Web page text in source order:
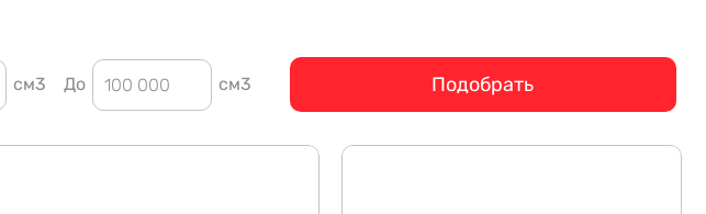
см3 До см3 Подобрать